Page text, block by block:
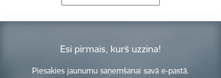
Esi pirmais, kurš uzzina!
Piesakies jaunumu saņemšanai savā e-pastā.